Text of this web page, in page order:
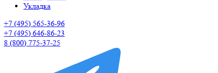
Укладка
+7 (495) 565-36-96
+7 (495) 646-86-23
8 (800) 775-37-25